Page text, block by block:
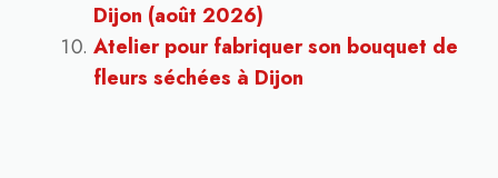
Dijon (août 2026)
Atelier pour fabriquer son bouquet de
fleurs séchées à Dijon